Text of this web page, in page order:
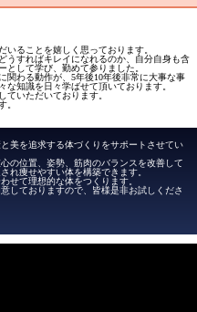
ることを嬉しく思っております。
うすればキレイになれるのか、自分自身も含
して学び、勤めて参りました。
関わる動作が、5年後10年後非常に大事な事
知識を日々学ばせて頂いております。
ていただいております。
。
美を追求する体づくりをサポートさせてい
の位置、姿勢、筋肉のバランスを改善して
れ痩せやすい体を構築できます。
せて理想的な体をつくります。
しておりますので、皆様是非お試しくださ